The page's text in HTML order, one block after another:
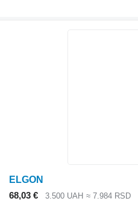
ELGON
68,03 €
3.500 UAH ≈ 7.984 RSD